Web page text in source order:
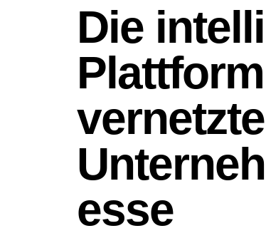
Die
vernetzte
esse